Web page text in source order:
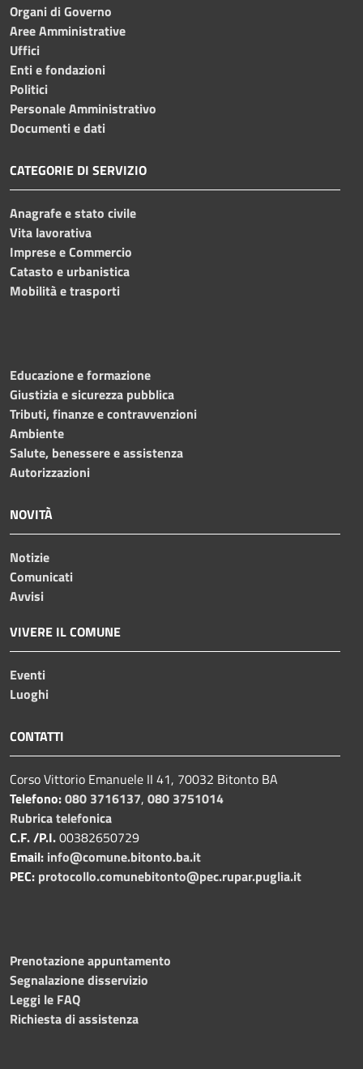
Organi di Governo
Aree Amministrative
Uffici
Enti e fondazioni
Politici
Personale Amministrativo
Documenti e dati
CATEGORIE DI SERVIZIO
Anagrafe e stato civile
Vita lavorativa
Imprese e Commercio
Catasto e urbanistica
Mobilità e trasporti
Educazione e formazione
Giustizia e sicurezza pubblica
Tributi, finanze e contravvenzioni
Ambiente
Salute, benessere e assistenza
Autorizzazioni
NOVITÀ
Notizie
Comunicati
Avvisi
VIVERE IL COMUNE
Eventi
Luoghi
CONTATTI
Corso Vittorio Emanuele II 41, 70032 Bitonto BA
Telefono:080 3716137, 080 3751014
Rubrica telefonica
C.F. /P.I.00382650729
Email: info@comune.bitonto.ba.it
PEC: protocollo.comunebitonto@pec.rupar.puglia.it
Prenotazione appuntamento
Segnalazione disservizio
Leggi le FAQ
Richiesta di assistenza